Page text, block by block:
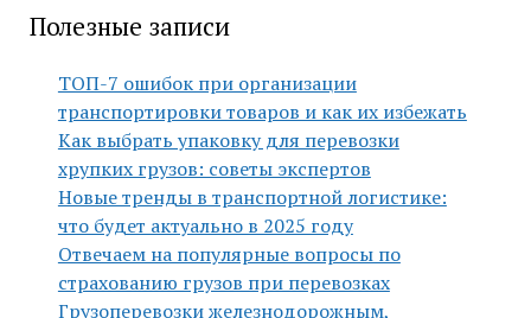
Полезные записи
ТОП-7 ошибок при организации
транспортировки товаров и как их избежать
Как выбрать упаковку для перевозки
хрупких грузов: советы экспертов
Новые тренды в транспортной логистике:
что будет актуально в 2025 году
Отвечаем на популярные вопросы по
страхованию грузов при перевозках
Грузоперевозки железнодорожным,